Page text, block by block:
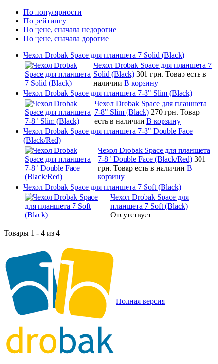
По популярности
По рейтингу
По цене, сначала недорогие
По цене, сначала дорогие
Чехол Drobak Space для планшета 7 Solid (Black)
Чехол Drobak Space для планшета 7
Solid (Black) 301 грн. Товар есть в
наличии В корзину
Чехол Drobak Space для планшета 7-8" Slim (Black)
Чехол Drobak Space для планшета
7-8" Slim (Black) 270 грн. Товар
есть в наличии В корзину
Чехол Drobak Space для планшета 7-8" Double Face
(Black/Red)
Чехол Drobak Space для планшета
7-8" Double Face (Black/Red) 301
грн. Товар есть в наличии В
корзину
Чехол Drobak Space для планшета 7 Soft (Black)
Чехол Drobak Space для
планшета 7 Soft (Black)
Отсутствует
Товары 1 - 4 из 4
Полная версия